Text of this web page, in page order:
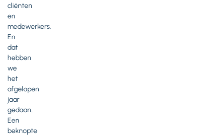
cliënten
en
medewerkers.
En
dat
hebben
we
het
afgelopen
jaar
gedaan.
Een
beknopte